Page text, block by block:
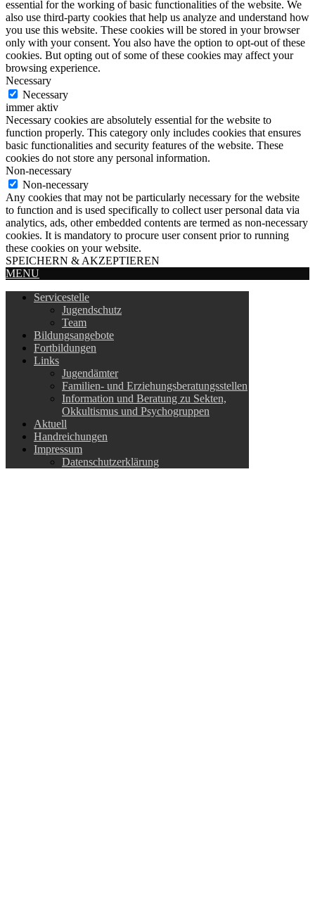
essential for the working of basic functionalities of the website. We
also use third-party cookies that help us analyze and understand how
you use this website. These cookies will be stored in your browser
only with your consent. You also have the option to opt-out of these
cookies. But opting out of some of these cookies may affect your
browsing experience.
Necessary
Necessary
immer aktiv
Necessary cookies are absolutely essential for the website to
function properly. This category only includes cookies that ensures
basic functionalities and security features of the website. These
cookies do not store any personal information.
Non-necessary
Non-necessary
Any cookies that may not be particularly necessary for the website
to function and is used specifically to collect user personal data via
analytics, ads, other embedded contents are termed as non-necessary
cookies. It is mandatory to procure user consent prior to running
these cookies on your website.
SPEICHERN & AKZEPTIEREN
MENU
Servicestelle
Jugendschutz
Team
Bildungsangebote
Fortbildungen
Links
Jugendämter
Familien- und Erziehungsberatungsstellen
Information und Beratung zu Sekten,
Okkultismus und Psychogruppen
Aktuell
Handreichungen
Impressum
Datenschutzerklärung